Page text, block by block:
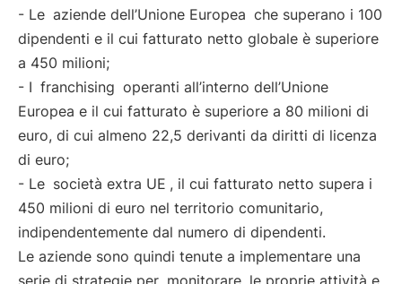
- Le aziende dell’Unione Europea che superano i 100
dipendenti e il cui fatturato netto globale è superiore
a 450 milioni;
- I franchising operanti all’interno dell’Unione
Europea e il cui fatturato è superiore a 80 milioni di
euro, di cui almeno 22,5 derivanti da diritti di licenza
di euro;
- Le società extra UE , il cui fatturato netto supera i
450 milioni di euro nel territorio comunitario,
indipendentemente dal numero di dipendenti.
Le aziende sono quindi tenute a implementare una
serie di strategie per monitorare le proprie attività e